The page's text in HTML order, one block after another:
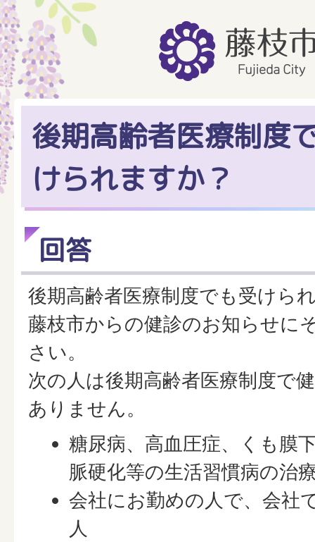
後期高齢者医療制度
けられますか？
回答
後期高齢者医療制度でも受けら
藤枝市からの健診のお知らせに
さい。
次の人は後期高齢者医療制度で
ありません。
糖尿病、高血圧症、くも膜
脈硬化等の生活習慣病の治
会社にお勤めの人で、会社
人